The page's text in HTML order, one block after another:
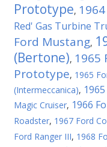
Prototype,
Red' Gas Turbine
Ford Mustang,
(Bertone), 1965
Prototype, 1965
(Intermeccanica),
Magic Cruiser, 1966
Roadster, 1967 Ford
Ford Ranger III, 1968